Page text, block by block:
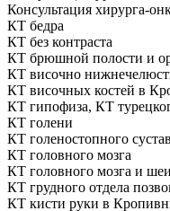
Консультация хирурга-
КТ бедра
КТ без контраста
КТ брюшной полости и
КТ височно
КТ височных костей в
КТ гипофиза, КТ
КТ голени
КТ голеностопного
КТ головного мозга
КТ головного мозга и
КТ грудного отдела
КТ кисти руки в